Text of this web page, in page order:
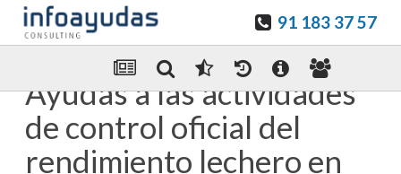
91 183 37 57
Enviar Por email
Ayudas a las actividades
de control oficial del
rendimiento lechero en